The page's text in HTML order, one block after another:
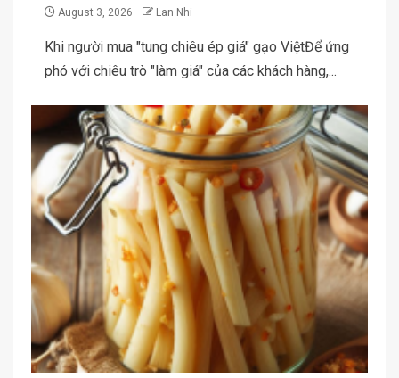
August 3, 2026 Lan Nhi
Khi người mua "tung chiêu ép giá" gạo ViệtĐể ứng
phó với chiêu trò "làm giá" của các khách hàng,...